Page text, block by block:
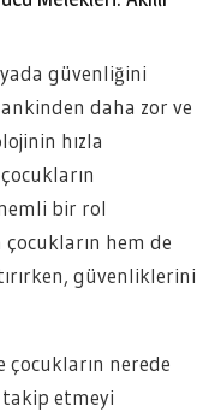
güvenliğini
daha zor ve
hızla
bir rol
hem de
güvenliklerini
çocukların nerede
takip etmeyi